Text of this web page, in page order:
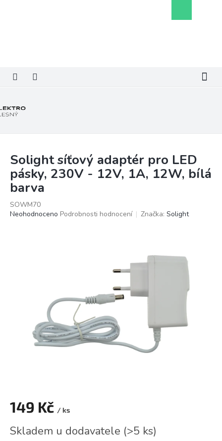
košík
Solight síťový adaptér pro LED
pásky, 230V - 12V, 1A, 12W, bílá
barva
SOWM70
Průměrné
Neohodnoceno Podrobnosti hodnocení Značka: Solight
149 Kč / ks
cena:
Skladem u dodavatele (>5 ks)